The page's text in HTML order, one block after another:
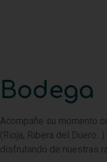
Bodega
Acompañe su momento
(Rioja, Ribera del
disfrutando de nuestras